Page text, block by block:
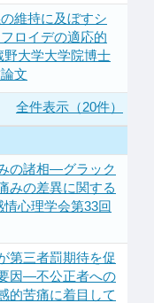
維持に及ぼすシ
ロイデの適応的
野大学大学院博士
文
全件表示（20件）
の諸相―グラック
みの差異に関する
心理学会第33回
第三者罰期待を促
因—不公正者への
的苦痛に着目して